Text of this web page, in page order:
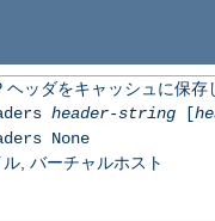
ヘッダをキャッシュに保存
header-string[
None
, バーチャルホスト